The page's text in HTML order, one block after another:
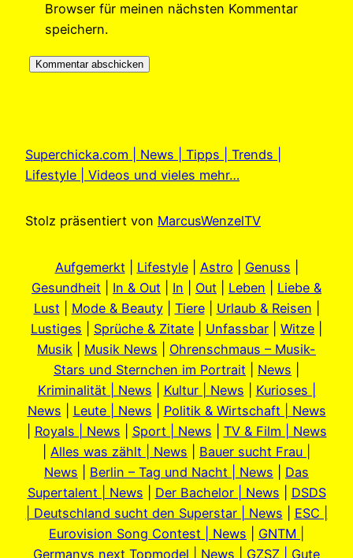
Browser für meinen nächsten Kommentar
speichern.
Superchicka.com | News | Tipps | Trends |
Lifestyle | Videos und vieles mehr…
Stolz präsentiert von MarcusWenzelTV
Aufgemerkt| Lifestyle| Astro Genuss
Gesundheit
In & Out In Out Leben
Liebe &
Lust| Mode & Beauty| Tiere| Urlaub & Reisen
Lustiges
Sprüche & Zitate Unfassbar Witze
Musik
Musik News
Ohrenschmaus – Musik-
Stars und Sternchen im Portrait
News
Kriminalität | News
Kultur | News
Kurioses |
News
Leute | News
Politik & Wirtschaft | News
Royals | News Sport | News
TV & Film | News
Alles was zählt | News
Bauer sucht Frau |
News
Berlin – Tag und Nacht | News
Das
Supertalent | News
Der Bachelor | News
DSDS
| Deutschland sucht den Superstar | News
ESC |
Eurovision Song Contest | News
GNTM |
Germanys next Topmodel | News
GZSZ | Gute